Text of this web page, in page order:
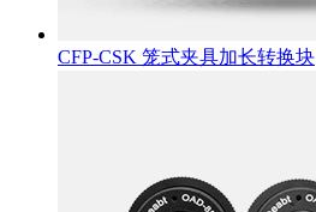
CFP-CSK 笼式夹具加长转换块